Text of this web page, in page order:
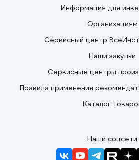
Информация для
Организациям
Сервисный центр
Наши закупки
Сервисные центры
Правила применения
Каталог
Наши соцсети